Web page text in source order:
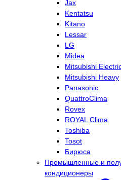
Jax
Kentatsu
Kitano
Lessar
LG
Midea
Mitsubishi
Mitsubishi Heavy
Panasonic
QuattroClima
Rovex
ROYAL Clima
Toshiba
Tosot
Бирюса
Промышленные и
кондиционеры